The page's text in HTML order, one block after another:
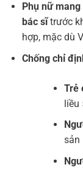
Phụ nữ
bác sĩtrước
hợp, mặc dù
Chống chỉ
Trẻ
liều
sản